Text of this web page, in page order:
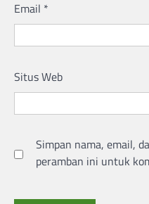
Email *
Situs Web
Simpan nama, email,
peramban ini untuk